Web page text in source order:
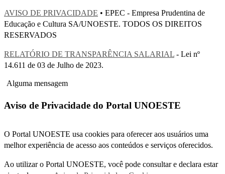
AVISO DE PRIVACIDADE • EPEC - Empresa Prudentina de
Educação e Cultura SA/UNOESTE. TODOS OS DIREITOS
RESERVADOS
RELATÓRIO DE TRANSPARÊNCIA SALARIAL - Lei nº
14.611 de 03 de Julho de 2023.
Alguma mensagem
Aviso de Privacidade do Portal UNOESTE
O Portal UNOESTE usa cookies para oferecer aos usuários uma
melhor experiência de acesso aos conteúdos e serviços oferecidos.
Ao utilizar o Portal UNOESTE, você pode consultar e declara estar